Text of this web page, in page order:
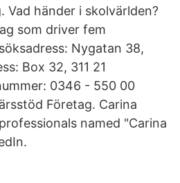
Vad händer i skolvärlden?
som driver fem
Nygatan 38,
Box 32, 311 21
0346 - 550 00
Företag. Carina
named "Carina